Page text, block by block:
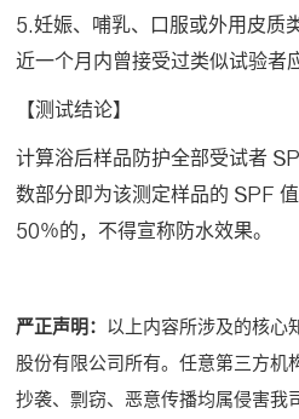
5.妊娠、哺乳、口服或外用皮质
近一个月内曾接受过类似试验者
【测试结论】
计算浴后样品防护全部受试者
数部分即为该测定样品的 SPF
50％的，不得宣称防水效果。
严正声明： 以上内容所涉及的核心
股份有限公司所有。任意第三方机
抄袭、剽窃、恶意传播均属侵害我